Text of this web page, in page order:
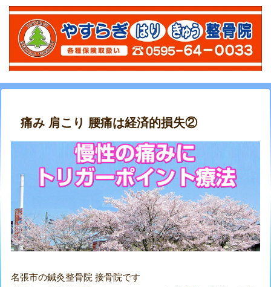
痛み 肩こり 腰痛は経済的損失②
名張市の鍼灸整骨院 接骨院です